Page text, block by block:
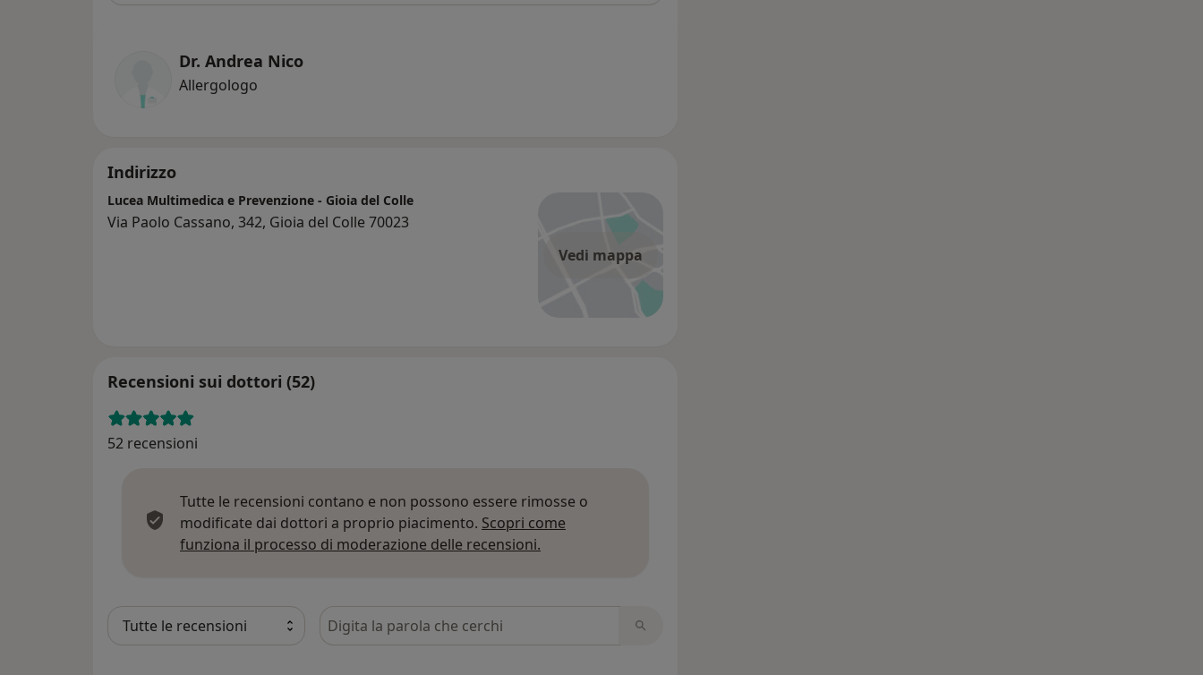
Dr. Andrea Nico
Allergologo
Indirizzo
Vedi mappa
Lucea Multimedica e Prevenzione - Gioia del Colle
Via Paolo Cassano, 342, Gioia del Colle 70023
Recensioni sui dottori (52)
52 recensioni
Tutte le recensioni contano e non possono essere rimosse o
modificate dai dottori a proprio piacimento. Scopri come
funziona il processo di moderazione delle recensioni.
Cerca nelle recensioni